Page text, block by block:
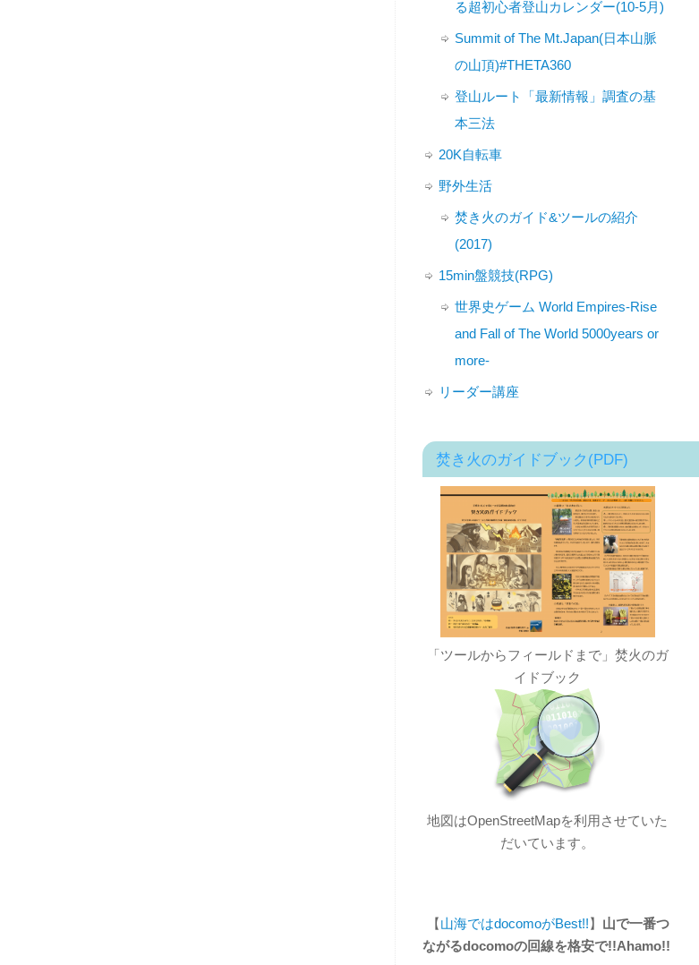
る超初心者登山カレンダー(10-5月)
Summit of The Mt.Japan(日本山脈
の山頂)#THETA360
登山ルート「最新情報」調査の基
本三法
20K自転車
野外生活
焚き火のガイド&ツールの紹介
(2017)
15min盤競技(RPG)
世界史ゲーム World Empires-Rise
and Fall of The World 5000years or
more-
リーダー講座
焚き火のガイドブック(PDF)
「ツールからフィールドまで」焚火のガ
イドブック
地図はOpenStreetMapを利用させていた
だいています。
【山海ではdocomoがBest!!】 山で一番つ
ながるdocomoの回線を格安で!!Ahamo!!